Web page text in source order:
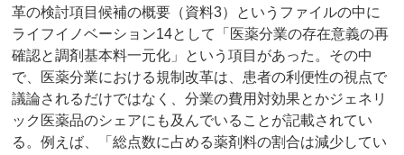
革の検討項目候補の概要（資料3）というファイルの中に
ライフイノベーション14として「医薬分業の存在意義の再
確認と調剤基本料一元化」という項目があった。その中
で、医薬分業における規制改革は、患者の利便性の視点で
議論されるだけではなく、分業の費用対効果とかジェネリ
ック医薬品のシェアにも及んでいることが記載されてい
る。例えば、「総点数に占める薬剤料の割合は減少してい